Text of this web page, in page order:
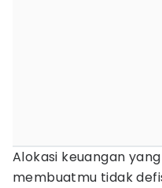
Alokasi keuangan
membuatmu tidak